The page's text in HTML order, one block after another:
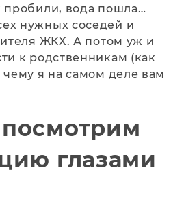
пробили, вода пошла…
нужных соседей и
ЖКХ. А потом уж и
к родственникам (как
я на самом деле вам
глазами